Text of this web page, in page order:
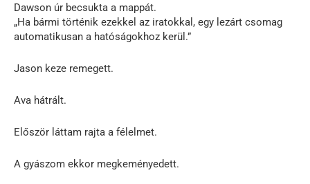
Dawson úr becsukta a mappát.
„Ha bármi történik ezekkel az iratokkal, egy lezárt csomag
automatikusan a hatóságokhoz kerül.”
Jason keze remegett.
Ava hátrált.
Először láttam rajta a félelmet.
A gyászom ekkor megkeményedett.